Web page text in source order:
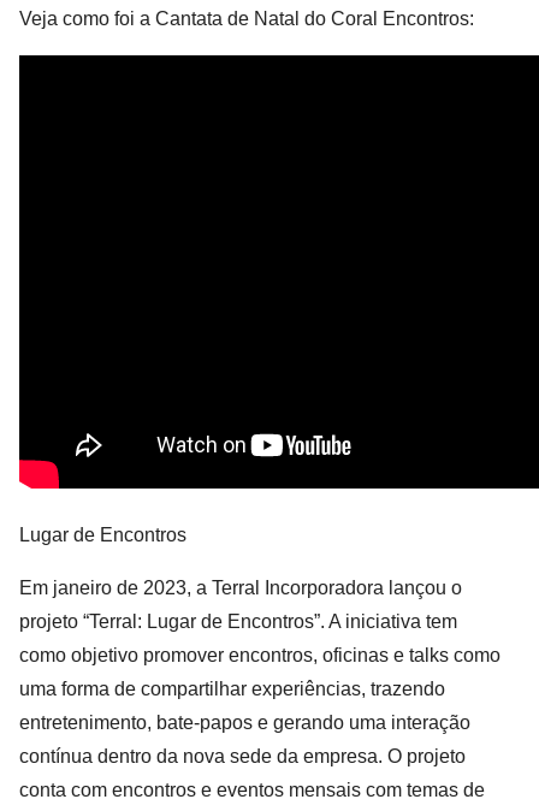
Veja como foi a Cantata de Natal do Coral Encontros:
Lugar de Encontros
Em janeiro de 2023, a Terral Incorporadora lançou o
projeto “Terral: Lugar de Encontros”. A iniciativa tem
como objetivo promover encontros, oficinas e talks como
uma forma de compartilhar experiências, trazendo
entretenimento, bate-papos e gerando uma interação
contínua dentro da nova sede da empresa. O projeto
conta com encontros e eventos mensais com temas de